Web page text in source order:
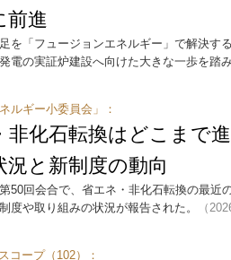
前進
を「フュージョンエネルギー」で解決す
電の実証炉建設へ向けた大きな一歩を踏
ルギー小委員会」：
非化石転換はどこま
況と新制度の動向
50回会合で、省エネ・非化石転換の最近
度や取り組みの状況が報告された。
（
コープ（102）：